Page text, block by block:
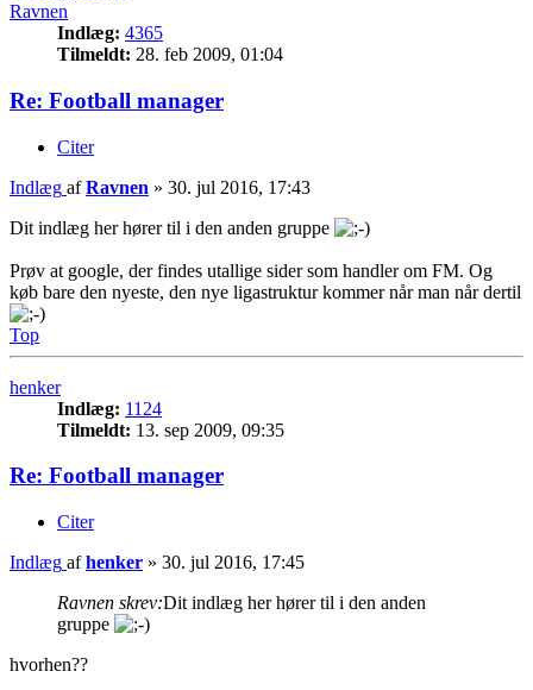
Ravnen
Indlæg: 4365
Tilmeldt: 28. feb 2009, 01:04
Re: Football manager
Citer
Indlæg afRavnen » 30. jul 2016, 17:43
Dit indlæg her hører til i den anden gruppe
Prøv at google, der findes utallige sider som handler om FM. Og
køb bare den nyeste, den nye ligastruktur kommer når man når dertil
Top
henker
Indlæg: 1124
Tilmeldt: 13. sep 2009, 09:35
Re: Football manager
Citer
Indlæg afhenker » 30. jul 2016, 17:45
Ravnen skrev:Dit indlæg her hører til i den anden
gruppe
hvorhen??